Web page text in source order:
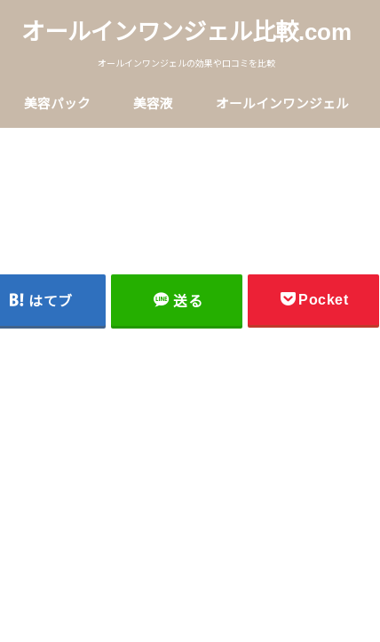
オールインワンジェル比較.com
オールインワンジェルの効果や口コミを比較
美容パック 美容液 オールインワンジェル
はてブ 送る Pocket